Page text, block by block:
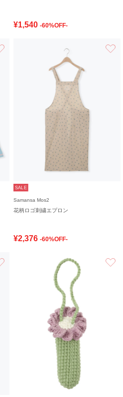
¥1,540 -60%OFF-
SALE
Samansa Mos2
花柄ロゴ刺繍エプロン
¥2,376 -60%OFF-